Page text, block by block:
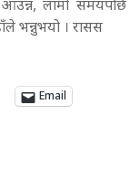
लामो समयपछि
भन्नुभयो । रासस
Email